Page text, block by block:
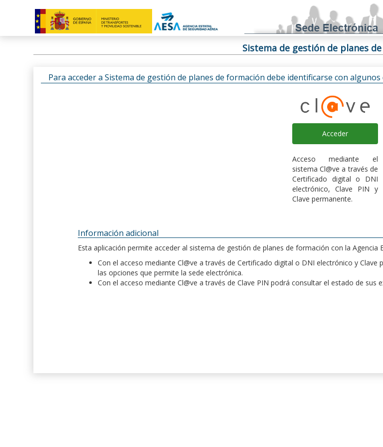
Sistema de gestión de planes
Para acceder a Sistema de gestión de planes de formación debe identificarse con
Acceder
Acceso mediante el
sistema Cl@ve a través de
Certificado digital o DNI
electrónico, Clave PIN y
Clave permanente.
Información adicional
Esta aplicación permite acceder al sistema de gestión de planes de formación con la Agencia
Con el acceso mediante Cl@ve a través de Certificado digital o DNI electrónico y
las opciones que permite la sede electrónica.
Con el acceso mediante Cl@ve a través de Clave PIN podrá consultar el estado de sus